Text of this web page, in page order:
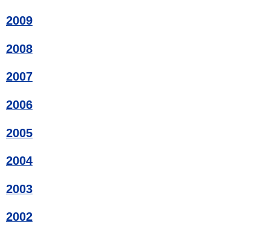
2009
2008
2007
2006
2005
2004
2003
2002